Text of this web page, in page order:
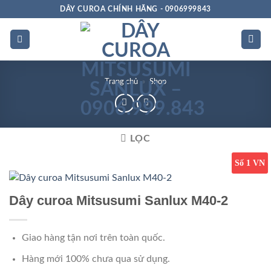
dung
DÂY CUROA CHÍNH HÃNG - 0906999843
Trang chủ » Shop
LỌC
Số 1 VN
Dây curoa Mitsusumi Sanlux M40-2
Giao hàng tận nơi trên toàn quốc.
Hàng mới 100% chưa qua sử dụng.